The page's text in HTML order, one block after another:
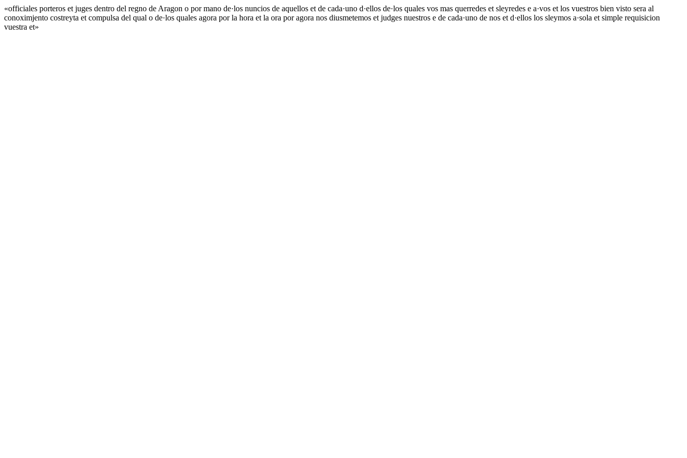
«officiales porteros et juges dentro del regno de Aragon o por mano de·los nuncios de aquellos et de cada·uno d·ellos de·los quales vos mas querredes et sleyredes e a·vos et los vuestros bien visto sera al
conoximjento costreyta et compulsa del qual o de·los quales agora por la hora et la ora por agora nos diusmetemos et judges nuestros e de cada·uno de nos et d·ellos los sleymos a·sola et simple requisicion
vuestra et»